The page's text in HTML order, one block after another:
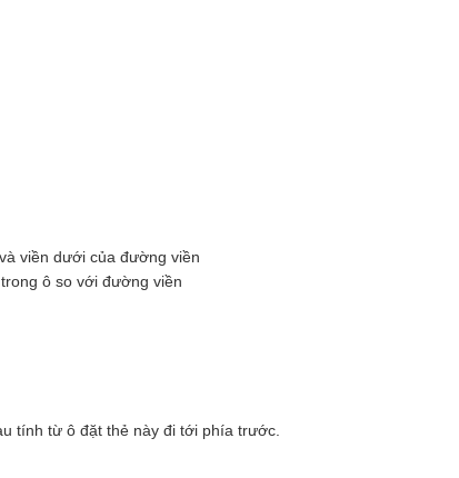
viền dưới của đường viền
ô so với đường viền
tính từ ô đặt thẻ này đi tới phía trước.